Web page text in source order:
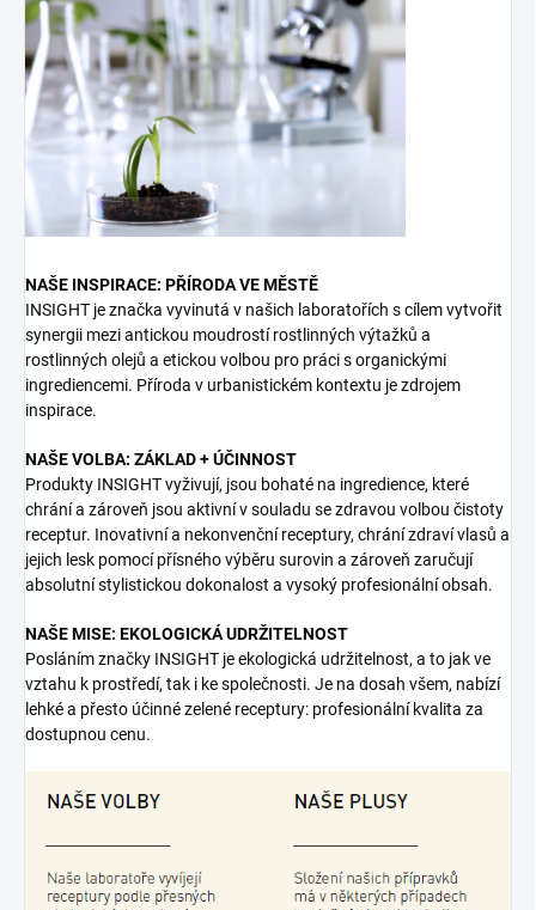
NAŠE INSPIRACE: PŘÍRODA VE MĚSTĚ
INSIGHT je značka vyvinutá v našich laboratořích s cílem vytvořit
synergii mezi antickou moudrostí rostlinných výtažků a
rostlinných olejů a etickou volbou pro práci s organickými
ingrediencemi. Příroda v urbanistickém kontextu je zdrojem
inspirace.
NAŠE VOLBA: ZÁKLAD + ÚČINNOST
Produkty INSIGHT vyživují, jsou bohaté na ingredience, které
chrání a zároveň jsou aktivní v souladu se zdravou volbou čistoty
receptur. Inovativní a nekonvenční receptury, chrání zdraví vlasů a
jejich lesk pomocí přísného výběru surovin a zároveň zaručují
absolutní stylistickou dokonalost a vysoký profesionální obsah.
NAŠE MISE: EKOLOGICKÁ UDRŽITELNOST
Posláním značky INSIGHT je ekologická udržitelnost, a to jak ve
vztahu k prostředí, tak i ke společnosti. Je na dosah všem, nabízí
lehké a přesto účinné zelené receptury: profesionální kvalita za
dostupnou cenu.